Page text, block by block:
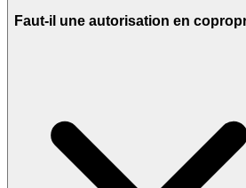
Faut-il une autorisation en